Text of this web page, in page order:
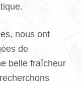
nous ont
de
belle fraîcheur